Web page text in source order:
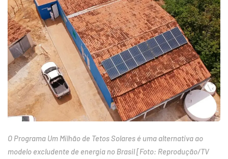
O Programa Um Milhão de Tetos Solares é uma alternativa ao
modelo excludente de energia no Brasil [Foto: Reprodução/TV